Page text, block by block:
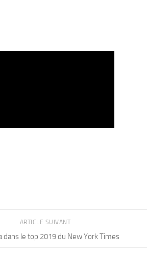
ARTICLE SUIVANT
dans le top 2019 du New York Times